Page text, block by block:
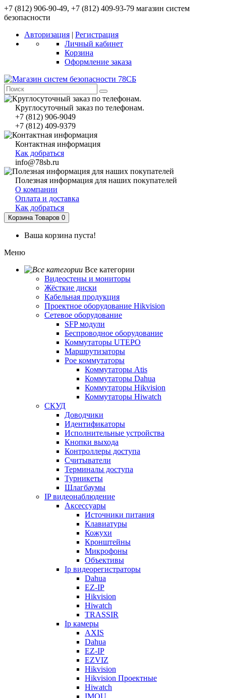
+7 (812) 906-90-49, +7 (812) 409-93-79 магазин систем
безопасности
Авторизация | Регистрация
Личный кабинет
Корзина
Оформление заказа
Круглосуточный заказ по телефонам.
+7 (812) 906-9049
+7 (812) 409-9379
Контактная информация
Как добраться
info@78sb.ru
Полезная информация для наших покупателей
О компании
Оплата и доставка
Как добраться
Корзина Товаров 0
Ваша корзина пуста!
Меню
Все категории
Видеостены и мониторы
Жёсткие диски
Кабельная продукция
Проектное оборудование Hikvision
Сетевое оборудование
SFP модули
Беспроводное оборудование
Коммутаторы UTEPO
Маршрутизаторы
Poe коммутаторы
Коммутаторы Atis
Коммутаторы Dahua
Коммутаторы Hikvision
Коммутаторы Hiwatch
СКУД
Доводчики
Идентификаторы
Исполнительные устройства
Кнопки выхода
Контроллеры доступа
Считыватели
Терминалы доступа
Турникеты
Шлагбаумы
IP видеонаблюдение
Аксессуары
Источники питания
Клавиатуры
Кожухи
Кронштейны
Микрофоны
Объективы
Ip видеорегистраторы
Dahua
EZ-IP
Hikvision
Hiwatch
TRASSIR
Ip камеры
AXIS
Dahua
EZ-IP
EZVIZ
Hikvision
Hikvision Проектные
Hiwatch
IMOU